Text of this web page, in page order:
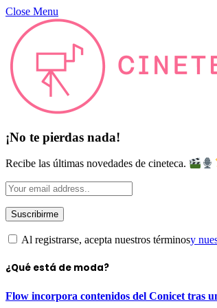
Close Menu
¡No te pierdas nada!
Recibe las últimas novedades de cineteca.
Al registrarse, acepta nuestros términosy
¿Qué está de moda?
Flow incorpora contenidos del Conicet tras